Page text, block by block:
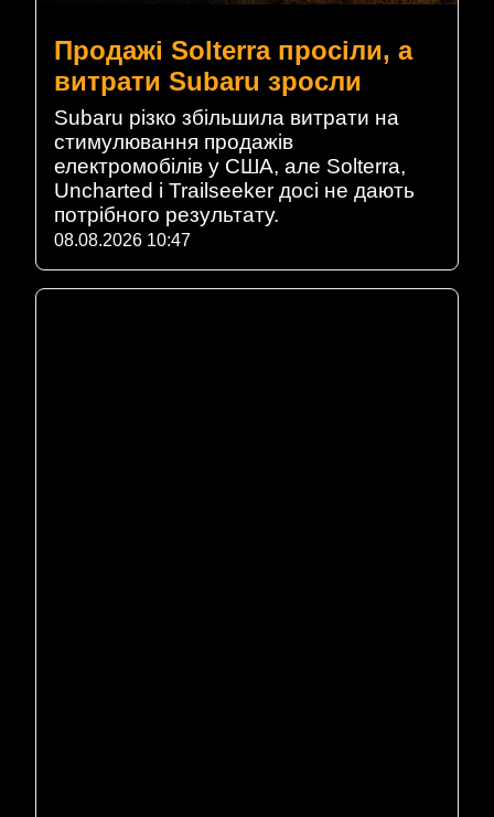
Продажі Solterra просіли, а
витрати Subaru зросли
Subaru різко збільшила витрати на
стимулювання продажів
електромобілів у США, але Solterra,
Uncharted і Trailseeker досі не дають
потрібного результату.
08.08.2026 10:47